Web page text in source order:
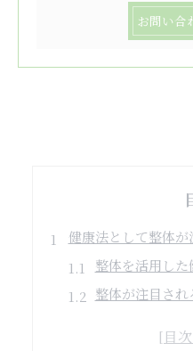
お問い合
健康法として整体
整体を活用し
整体が注目さ